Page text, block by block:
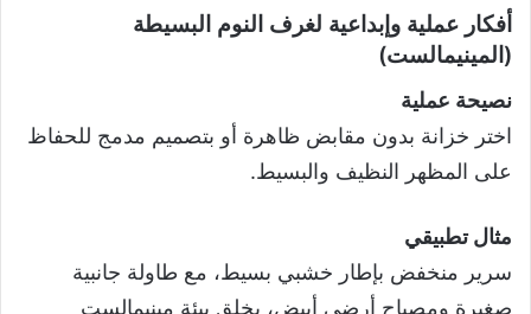
أفكار عملية وإبداعية لغرف النوم البسيطة
(المينيمالست)
نصيحة عملية
اختر خزانة بدون مقابض ظاهرة أو بتصميم مدمج للحفاظ
على المظهر النظيف والبسيط.
مثال تطبيقي
سرير منخفض بإطار خشبي بسيط، مع طاولة جانبية
صغيرة ومصباح أرضي أبيض، يخلق بيئة مينيمالست